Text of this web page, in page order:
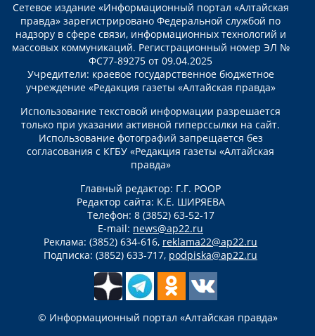
Сетевое издание «Информационный портал «Алтайская
правда» зарегистрировано Федеральной службой по
надзору в сфере связи, информационных технологий и
массовых коммуникаций. Регистрационный номер ЭЛ №
ФС77-89275 от 09.04.2025
Учредители: краевое государственное бюджетное
учреждение «Редакция газеты «Алтайская правда»
Использование текстовой информации разрешается
только при указании активной гиперссылки на сайт.
Использование фотографий запрещается без
согласования с КГБУ «Редакция газеты «Алтайская
правда»
Главный редактор: Г.Г. РООР
Редактор сайта: К.Е. ШИРЯЕВА
Телефон: 8 (3852) 63-52-17
E-mail: news@ap22.ru
Реклама: (3852) 634-616, reklama22@ap22.ru
Подписка: (3852) 633-717, podpiska@ap22.ru
© Информационный портал «Алтайская правда»